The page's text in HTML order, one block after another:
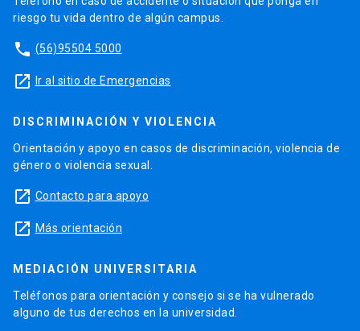
riesgo tu vida dentro de algún campus.
phone (56)95504 5000
launch Ir al sitio de Emergencias
DISCRIMINACIÓN Y VIOLENCIA
Orientación y apoyo en casos de discriminación, violencia de
género o violencia sexual.
launch Contacto para apoyo
launch Más orientación
MEDIACIÓN UNIVERSITARIA
Teléfonos para orientación y consejo si se ha vulnerado
alguno de tus derechos en la universidad.